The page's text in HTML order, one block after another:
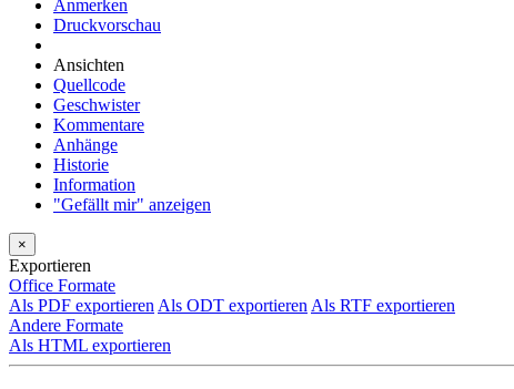
Anmerken
Druckvorschau
Ansichten
Quellcode
Geschwister
Kommentare
Anhänge
Historie
Information
"Gefällt mir" anzeigen
×
Exportieren
Office Formate
Als PDF exportieren Als ODT exportieren Als RTF exportieren
Andere Formate
Als HTML exportieren